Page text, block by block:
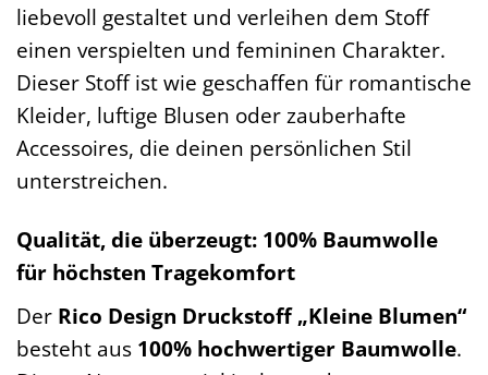
liebevoll gestaltet und verleihen dem Stoff
einen verspielten und femininen Charakter.
Dieser Stoff ist wie geschaffen für romantische
Kleider, luftige Blusen oder zauberhafte
Accessoires, die deinen persönlichen Stil
unterstreichen.
Qualität, die überzeugt: 100% Baumwolle
für höchsten Tragekomfort
Der Rico Design Druckstoff „Kleine Blumen“
besteht aus 100% hochwertiger Baumwolle.